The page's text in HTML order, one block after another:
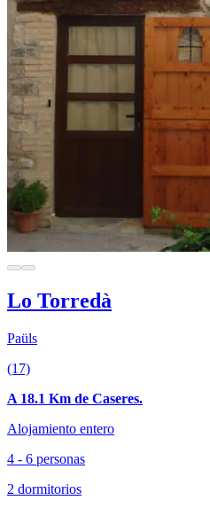
Lo Torredà
Paüls
(17)
A 18.1 Km de Caseres.
Alojamiento entero
4 - 6 personas
2 dormitorios